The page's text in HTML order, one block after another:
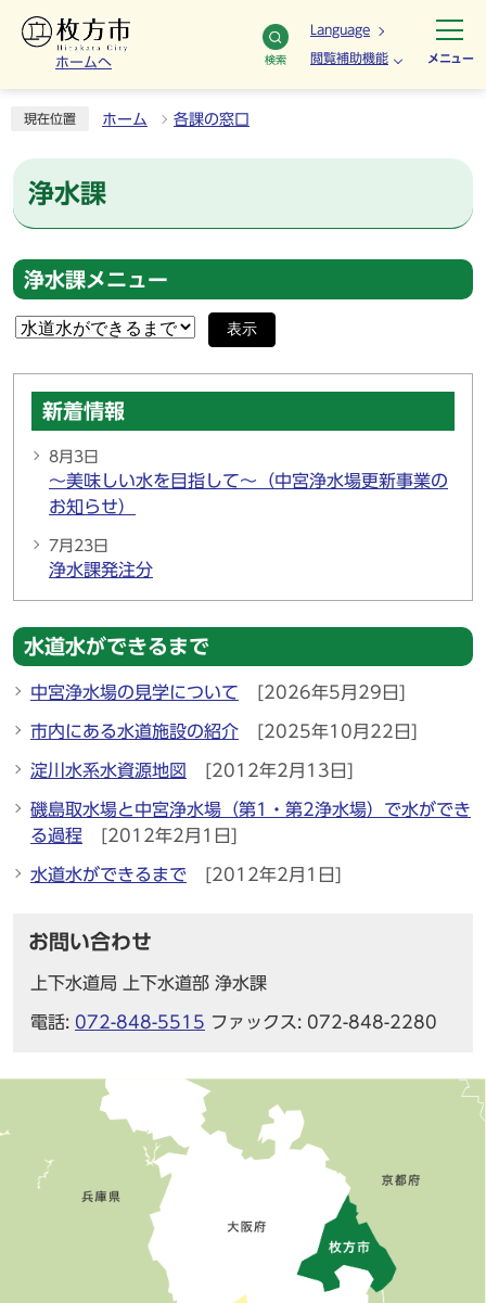
ホームへ 検索
Language
閲覧補助機能 メニュー
現在位置 ホーム 各課の窓口
浄水課
浄水課メニュー
表示
新着情報
8月3日
～美味しい水を目指して～（中宮浄水場更新事業の
お知らせ）
7月23日
浄水課発注分
水道水ができるまで
中宮浄水場の見学について [2026年5月29日]
市内にある水道施設の紹介 [2025年10月22日]
淀川水系水資源地図 [2012年2月13日]
磯島取水場と中宮浄水場（第1・第2浄水場）で水ができ
る過程
[2012年2月1日]
水道水ができるまで [2012年2月1日]
お問い合わせ
上下水道局 上下水道部 浄水課
電話: 072-848-5515 ファックス: 072-848-2280